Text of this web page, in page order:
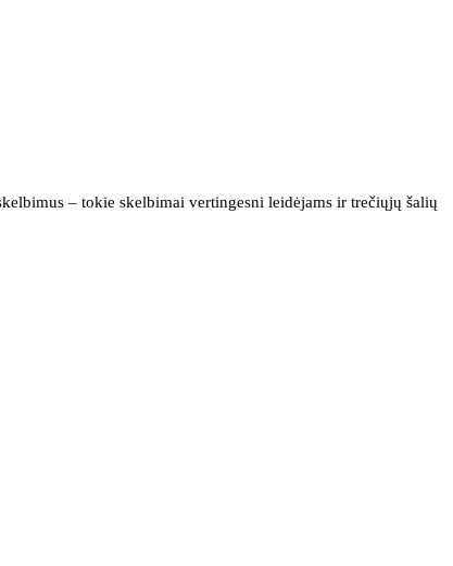
– tokie skelbimai vertingesni leidėjams ir trečiųjų šalių